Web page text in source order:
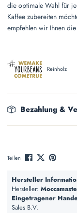
die optimale Wahl für
Kaffee zubereiten
empfehlen wir Ihnen
Reinholz
Bezahlung &
Teilen
Hersteller
Hersteller:
Eingetragener
Sales B.V.